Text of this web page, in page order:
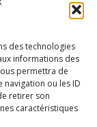
des technologies
informations des
permettra de
ou les ID
retirer son
caractéristiques